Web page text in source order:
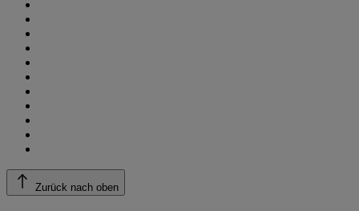
Zurück nach oben